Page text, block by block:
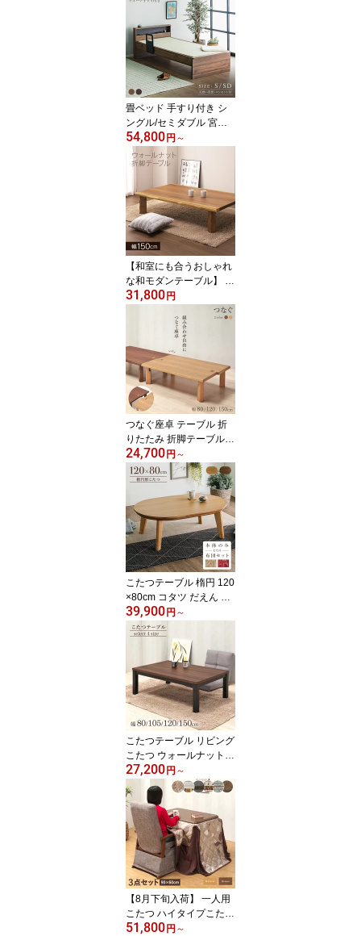
ド 高さ2段階 ハイタイプ
ロータイプ コンセント付
き お掃除ロボット対応
オーク柄 ウォールナット
柄 ナチュラル ブラウン
ダークブラウン
畳ベッド 手すり付き シ
ングル/セミダブル 宮付
き コンセント付き 高さ2
段階 木製 ブラウン ダー
クブラウン 天然い草畳
お掃除ロボット対応
54,800円 ～
【和室にも合うおしゃれ
な和モダンテーブル】 座
卓 折りたたみ 幅150cm
ローテーブル ウォールナ
ット突板 なぐり加工 リ
ビングテーブル 折れ脚
おしゃれ 大きい 大きめ
完成品
31,800円
つなぐ座卓 テーブル 折
りたたみ 折脚テーブル
象嵌細工 幅80 幅120 幅1
50 オーク突板 ウォール
ナット突板 コンパクト収
納 脚折りたたみ ローテ
ーブル 和モダン 居酒屋
お座敷 店舗 完成品
24,700円 ～
こたつテーブル 楕円 120
×80cm コタツ だえん オ
ーバル形 ウォールナット
突き板 オーク突き板 ブ
ラウン ナチュラル 継ぎ
脚付き メトロ ハロゲン
ヒーター 1年保証 丸い
39,900円 ～
こたつテーブル リビング
こたつ ウォールナット木
目柄メラミン 長方形 全4
サイズ 80×80/105×75/12
0×80/150×85 継ぎ脚付き
メトロ ハロゲンヒーター
1年保証
27,200円 ～
【8月下旬入荷】 一人用
こたつ ハイタイプこたつ
3点セット 90×60 リクラ
51,800円 ～